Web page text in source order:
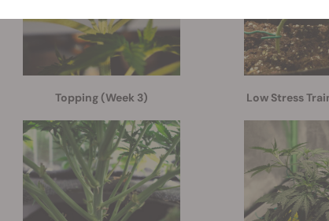
Topping (Week 3) Low Stress